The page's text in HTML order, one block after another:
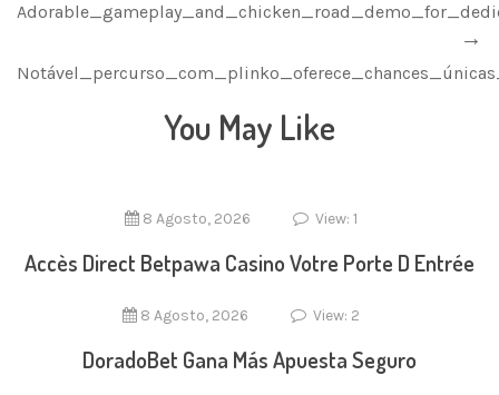
You May Like
8 Agosto, 2026 View: 1
Accès Direct Betpawa Casino Votre Porte D Entrée
8 Agosto, 2026 View: 2
DoradoBet Gana Más Apuesta Seguro